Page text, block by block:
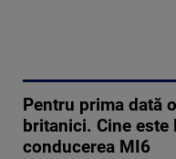
Pentru prima dată
britanici. Cine
conducerea MI6